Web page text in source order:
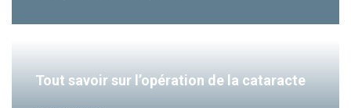
Tout savoir sur l’opération de la cataracte